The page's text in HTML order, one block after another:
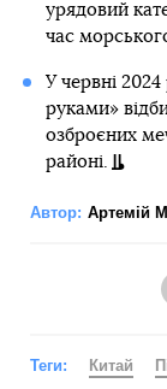
урядовий
час
У червні 2024
руками»
озброєних
районі.
Автор: Артемій
Теги: Китай